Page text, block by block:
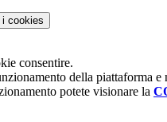
i cookies
consentire.
della piattaforma
potete visionare la